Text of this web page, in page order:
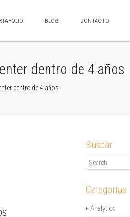
BLOG CONTACTO
dentro de 4 años
dentro de 4 años
Buscar
Categorías
Analytics